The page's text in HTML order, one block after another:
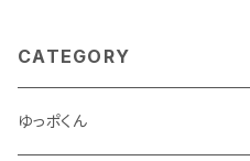
CATEGORY
ゆっポくん